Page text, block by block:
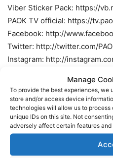
Manage
To provide the best experiences, we
store and/or access device
technologies will allow us to
unique IDs on this site. Not
adversely affect certain features and
Viber Sticker Pack: https://
PAOK TV official: https://
Facebook: http://
Twitter: http://twitter.com/
Instagram: http://
ΠΑΟΚ